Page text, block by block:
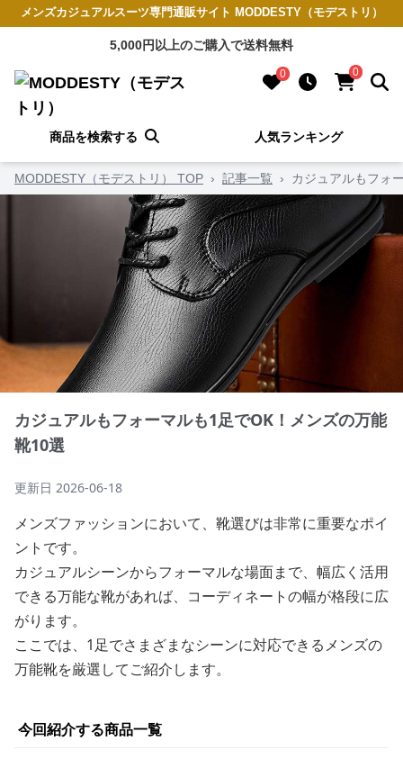
メンズカジュアルスーツ専門通販サイト MODDESTY（モデストリ）
5,000円以上のご購入で送料無料
0 0
商品を検索する 人気ランキング
MODDESTY（モデストリ） TOP › 記事一覧 › カジュアルもフォ
カジュアルもフォーマルも1足でOK！メンズの万能
靴10選
更新日 2026-06-18
メンズファッションにおいて、靴選びは非常に重要なポイ
ントです。
カジュアルシーンからフォーマルな場面まで、幅広く活用
できる万能な靴があれば、コーディネートの幅が格段に広
がります。
ここでは、1足でさまざまなシーンに対応できるメンズの
万能靴を厳選してご紹介します。
今回紹介する商品一覧